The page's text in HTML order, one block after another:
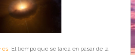
esEl tiempo que se tarda en pasar de la